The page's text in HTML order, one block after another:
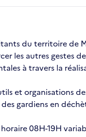
du territoire
les autres
à travers la
et organisations
gardiens en
08H-19H